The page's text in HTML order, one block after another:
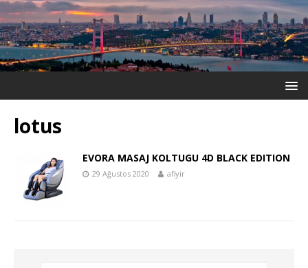
lotus
EVORA MASAJ KOLTUGU 4D BLACK EDITION
29 Ağustos 2020 afiyir